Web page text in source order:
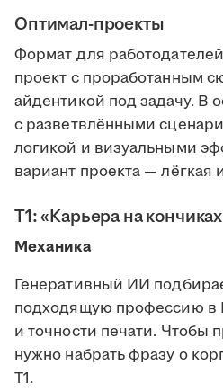
Оптимал-проекты
Формат для
проект с проработанным
айдентикой под задачу. В
с разветвлёнными
логикой и визуальными
вариант проекта — лёгкая
Т1: «Карьера на
Механика
Генеративный ИИ
подходящую профессию в
и точности печати. Чтобы
нужно набрать фразу о
Т1.